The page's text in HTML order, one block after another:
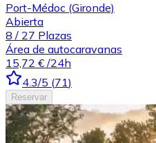
Port-Médoc (Gironde)
Abierta
8 / 27 Plazas
Área de autocaravanas
15,72 € /24h
4.3/5 (71)
Reservar